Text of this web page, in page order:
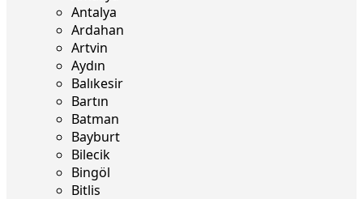
Antalya
Ardahan
Artvin
Aydın
Balıkesir
Bartın
Batman
Bayburt
Bilecik
Bingöl
Bitlis